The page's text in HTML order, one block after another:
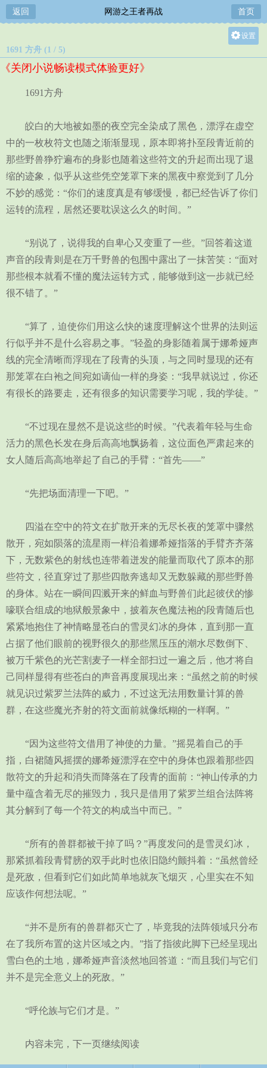
返回 网游之王者再战 首页
设置
1691 方舟 (1 / 5)
《关闭小说畅读模式体验更好》
1691方舟
皎白的大地被如墨的夜空完全染成了黑色，漂浮在虚空
中的一枚枚符文也随之渐渐显现，原本即将扑至段青近前的
那些野兽狰狞遍布的身影也随着这些符文的升起而出现了退
缩的迹象，似乎从这些凭空笼罩下来的黑夜中察觉到了几分
不妙的感觉：“你们的速度真是有够缓慢，都已经告诉了你们
运转的流程，居然还要耽误这么久的时间。”
“别说了，说得我的自卑心又变重了一些。”回答着这道
声音的段青则是在万千野兽的包围中露出了一抹苦笑：“面对
那些根本就看不懂的魔法运转方式，能够做到这一步就已经
很不错了。”
“算了，迫使你们用这么快的速度理解这个世界的法则运
行似乎并不是什么容易之事。”轻盈的身影随着属于娜希娅声
线的完全清晰而浮现在了段青的头顶，与之同时显现的还有
那笼罩在白袍之间宛如谪仙一样的身姿：“我早就说过，你还
有很长的路要走，还有很多的知识需要学习呢，我的学徒。”
“不过现在显然不是说这些的时候。”代表着年轻与生命
活力的黑色长发在身后高高地飘扬着，这位面色严肃起来的
女人随后高高地举起了自己的手臂：“首先——”
“先把场面清理一下吧。”
四溢在空中的符文在扩散开来的无尽长夜的笼罩中骤然
散开，宛如陨落的流星雨一样沿着娜希娅指落的手臂齐齐落
下，无数紫色的射线也连带着迸发的能量而取代了原本的那
些符文，径直穿过了那些四散奔逃却又无数躲藏的那些野兽
的身体。站在一瞬间四溅开来的鲜血与野兽们此起彼伏的惨
嚎联合组成的地狱般景象中，披着灰色魔法袍的段青随后也
紧紧地抱住了神情略显苍白的雪灵幻冰的身体，直到那一直
占据了他们眼前的视野很久的那些黑压压的潮水尽数倒下、
被万千紫色的光芒割麦子一样全部扫过一遍之后，他才将自
己同样显得有些苍白的声音再度展现出来：“虽然之前的时候
就见识过紫罗兰法阵的威力，不过这无法用数量计算的兽
群，在这些魔光齐射的符文面前就像纸糊的一样啊。”
“因为这些符文借用了神使的力量。”摇晃着自己的手
指，白裙随风摇摆的娜希娅漂浮在空中的身体也跟着那些四
散符文的升起和消失而降落在了段青的面前：“神山传承的力
量中蕴含着无尽的摧毁力，我只是借用了紫罗兰组合法阵将
其分解到了每一个符文的构成当中而已。”
“所有的兽群都被干掉了吗？”再度发问的是雪灵幻冰，
那紧抓着段青臂膀的双手此时也依旧隐约颤抖着：“虽然曾经
是死敌，但看到它们如此简单地就灰飞烟灭，心里实在不知
应该作何想法呢。”
“并不是所有的兽群都灭亡了，毕竟我的法阵领域只分布
在了我所布置的这片区域之内。”指了指彼此脚下已经呈现出
雪白色的土地，娜希娅声音淡然地回答道：“而且我们与它们
并不是完全意义上的死敌。”
“呼伦族与它们才是。”
内容未完，下一页继续阅读